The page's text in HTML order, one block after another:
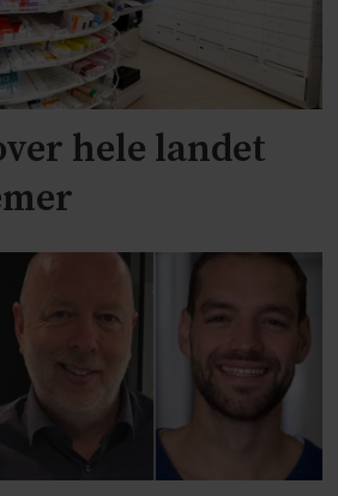
hele landet